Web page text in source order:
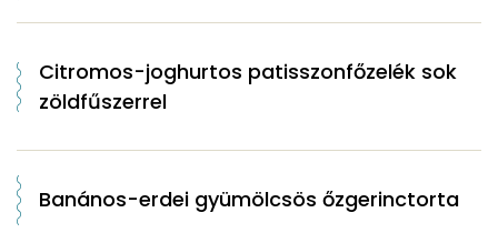
Citromos-joghurtos patisszonfőzelék sok
zöldfűszerrel
Banános-erdei gyümölcsös őzgerinctorta